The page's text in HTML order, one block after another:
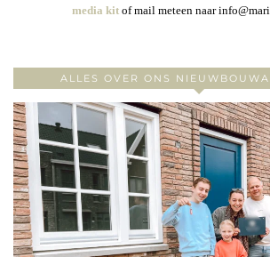
media kitof mail meteen naar
ALLES OVER ONS